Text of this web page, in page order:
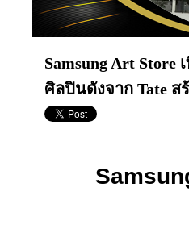
Samsung Art
ศิลปินดังจาก Tate